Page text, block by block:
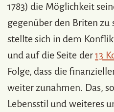
1783) die Möglichkeit
gegenüber den Briten zu
stellte sich in dem
und auf die Seite der13
Folge, dass die
weiter zunahmen. Das,
Lebensstil und weiteres